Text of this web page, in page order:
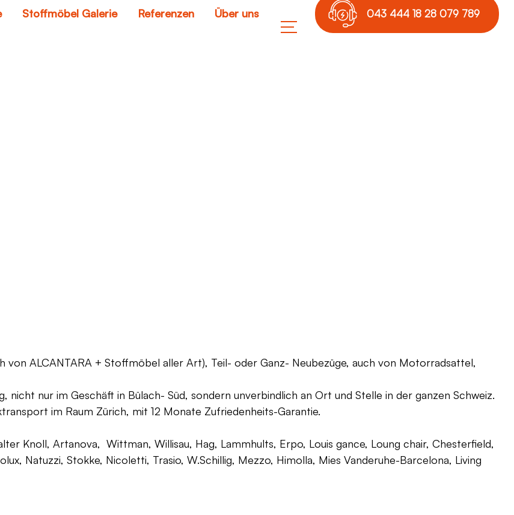
Stoffmöbel Galerie Referenzen Über uns 043 444 18 28 079 789
von ALCANTARA + Stoffmöbel aller Art), Teil- oder Ganz- Neubezüge, auch von Motorradsattel,
nur im Geschäft in Bülach- Süd, sondern unverbindlich an Ort und Stelle in der ganzen Schweiz.
im Raum Zürich, mit 12 Monate Zufriedenheits-Garantie.
Knoll, Artanova, Wittman, Willisau, Hag, Lammhults, Erpo, Louis gance, Loung chair, Chesterfield,
Natuzzi, Stokke, Nicoletti, Trasio, W.Schillig, Mezzo, Himolla, Mies Vanderuhe-Barcelona, Living